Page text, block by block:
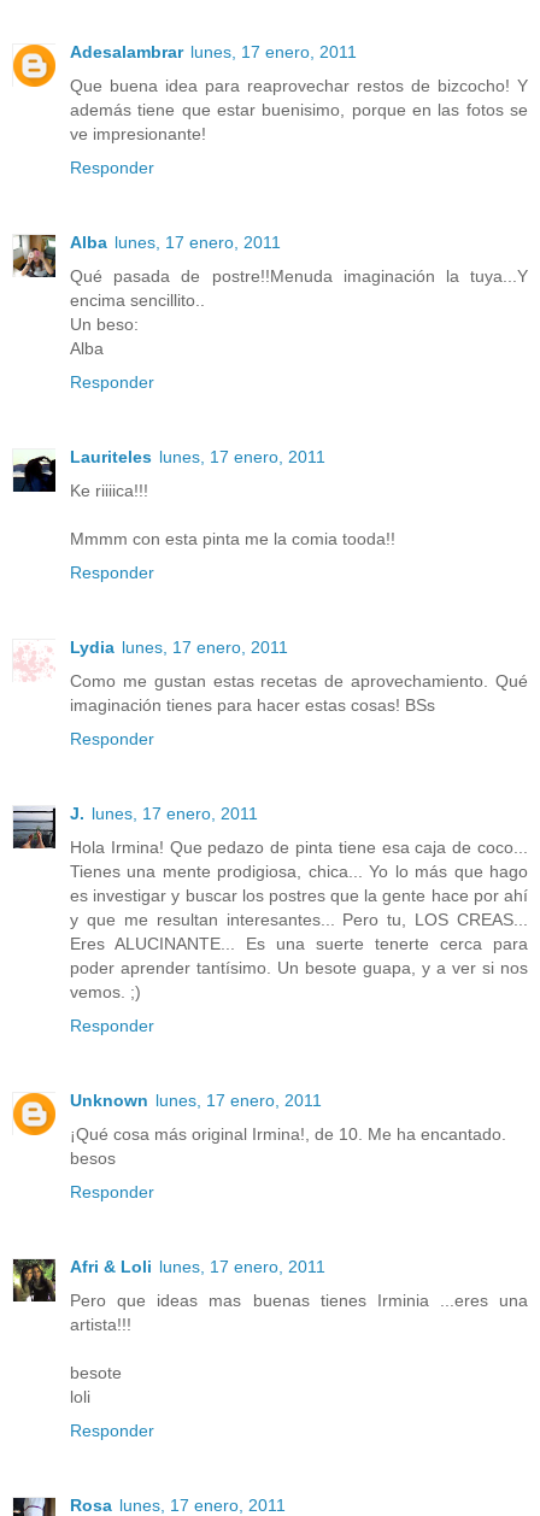
Adesalambrar lunes, 17 enero, 2011
Que buena idea para reaprovechar restos de bizcocho! Y
además tiene que estar buenisimo, porque en las fotos se
ve impresionante!
Responder
Alba lunes, 17 enero, 2011
Qué pasada de postre!!Menuda imaginación la tuya...Y
encima sencillito..
Un beso:
Alba
Responder
Lauriteles lunes, 17 enero, 2011
Ke riiiica!!!
Mmmm con esta pinta me la comia tooda!!
Responder
Lydia lunes, 17 enero, 2011
Como me gustan estas recetas de aprovechamiento. Qué
imaginación tienes para hacer estas cosas! BSs
Responder
J. lunes, 17 enero, 2011
Hola Irmina! Que pedazo de pinta tiene esa caja de coco...
Tienes una mente prodigiosa, chica... Yo lo más que hago
es investigar y buscar los postres que la gente hace por ahí
y que me resultan interesantes... Pero tu, LOS CREAS...
Eres ALUCINANTE... Es una suerte tenerte cerca para
poder aprender tantísimo. Un besote guapa, y a ver si nos
vemos. ;)
Responder
Unknown lunes, 17 enero, 2011
¡Qué cosa más original Irmina!, de 10. Me ha encantado.
besos
Responder
Afri & Loli lunes, 17 enero, 2011
Pero que ideas mas buenas tienes Irminia ...eres una
artista!!!
besote
loli
Responder
Rosa lunes, 17 enero, 2011